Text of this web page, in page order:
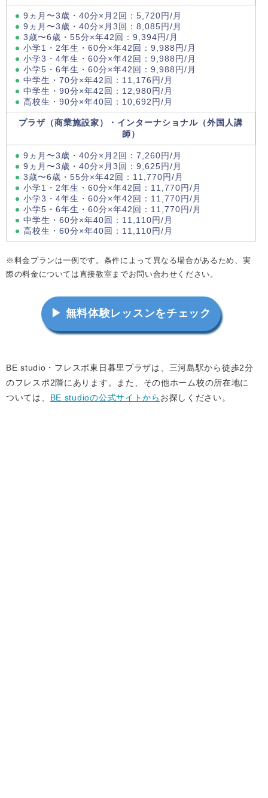
9ヵ月〜3歳・40分×月2回：5,720円/月
9ヵ月〜3歳・40分×月3回：8,085円/月
3歳〜6歳・55分×年42回：9,394円/月
小学1・2年生・60分×年42回：9,988円/月
小学3・4年生・60分×年42回：9,988円/月
小学5・6年生・60分×年42回：9,988円/月
中学生・70分×年42回：11,176円/月
中学生・90分×年42回：12,980円/月
高校生・90分×年40回：10,692円/月
プラザ（商業施設家）・インターナショナル（外国人講
師）
9ヵ月〜3歳・40分×月2回：7,260円/月
9ヵ月〜3歳・40分×月3回：9,625円/月
3歳〜6歳・55分×年42回：11,770円/月
小学1・2年生・60分×年42回：11,770円/月
小学3・4年生・60分×年42回：11,770円/月
小学5・6年生・60分×年42回：11,770円/月
中学生・60分×年40回：11,110円/月
高校生・60分×年40回：11,110円/月
※料金プランは一例です。条件によって異なる場合があるため、実
際の料金については直接教室までお問い合わせください。
▶ 無料体験レッスンをチェック
BE studio・フレスポ東日暮里プラザは、三河島駅から徒歩2分
のフレスポ2階にあります。また、その他ホーム校の所在地に
ついては、 BE studioの公式サイトから お探しください。